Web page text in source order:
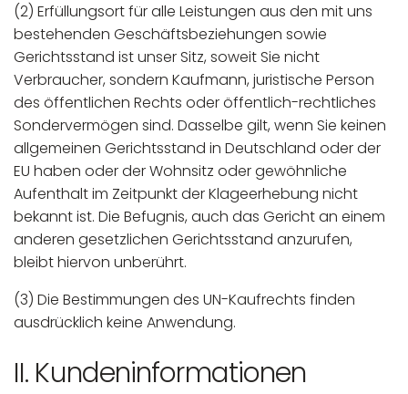
(2) Erfüllungsort für alle Leistungen aus den mit uns
bestehenden Geschäftsbeziehungen sowie
Gerichtsstand ist unser Sitz, soweit Sie nicht
Verbraucher, sondern Kaufmann, juristische Person
des öffentlichen Rechts oder öffentlich-rechtliches
Sondervermögen sind. Dasselbe gilt, wenn Sie keinen
allgemeinen Gerichtsstand in Deutschland oder der
EU haben oder der Wohnsitz oder gewöhnliche
Aufenthalt im Zeitpunkt der Klageerhebung nicht
bekannt ist. Die Befugnis, auch das Gericht an einem
anderen gesetzlichen Gerichtsstand anzurufen,
bleibt hiervon unberührt.
(3) Die Bestimmungen des UN-Kaufrechts finden
ausdrücklich keine Anwendung.
II. Kundeninformationen